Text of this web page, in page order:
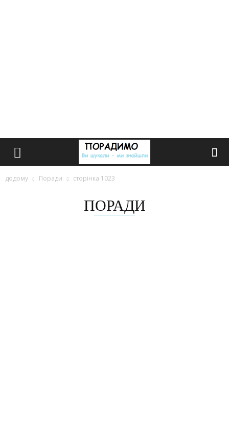
додому Поради сторінка 1023
ПОРАДИ